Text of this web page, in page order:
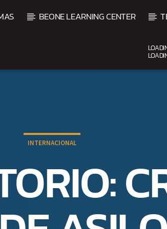
BEONE LEARNING CENTER
INTERNACIONAL